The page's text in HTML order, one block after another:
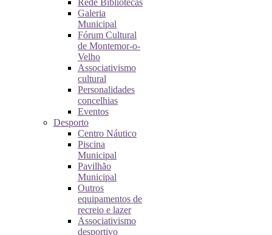
Rede Bibliotecas
Galeria
Municipal
Fórum Cultural
de Montemor-o-
Velho
Associativismo
cultural
Personalidades
concelhias
Eventos
Desporto
Centro Náutico
Piscina
Municipal
Pavilhão
Municipal
Outros
equipamentos de
recreio e lazer
Associativismo
desportivo